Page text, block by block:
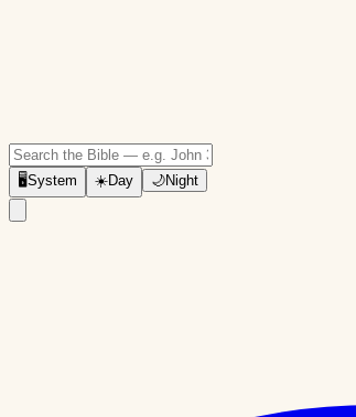
🖥System ☀️Day 🌙Night